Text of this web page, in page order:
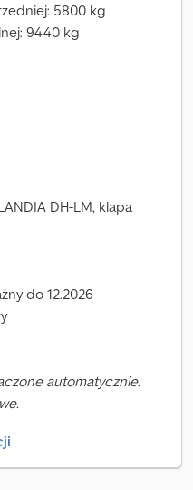
5800 kg
9440 kg
DH-LM, klapa
do 12.2026
automatycznie.